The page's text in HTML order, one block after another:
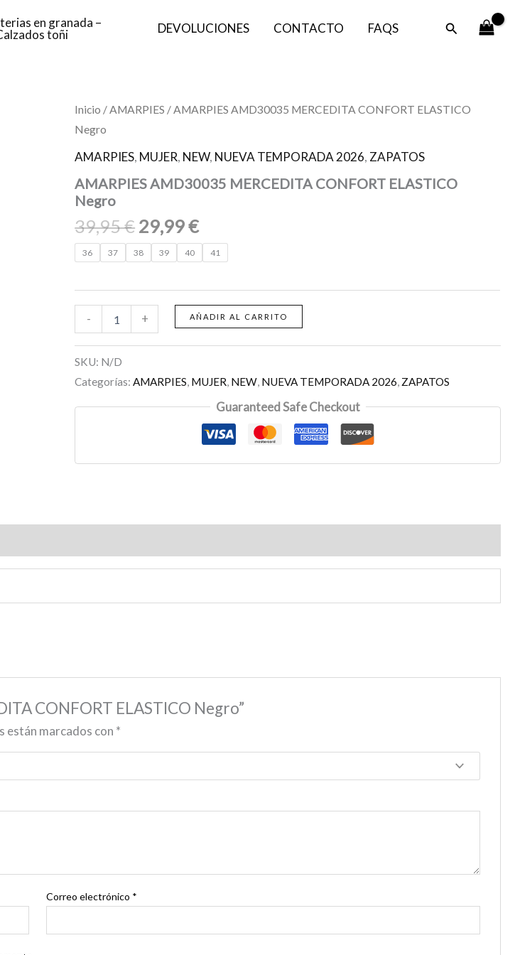
DEVOLUCIONES CONTACTO FAQS Buscar
Inicio /AMARPIES / AMARPIES AMD30035 MERCEDITA CONFORT ELASTICO
Negro
AMARPIES, MUJER, NEW, NUEVA TEMPORADA 2026, ZAPATOS
AMARPIES AMD30035 MERCEDITA CONFORT ELASTICO
Negro
39,95€
El
original
era:
39,95 €.
29,99€
El
actual
es:
29,99 €.
36 37 38 39 40 41
-
AMARPIES
MERCEDITA
ELASTICO
Negro
cantidad
+ AÑADIR AL CARRITO
SKU: N/D
Categorías:AMARPIES, MUJER, NEW, NUEVA TEMPORADA 2026, ZAPATOS
Guaranteed Safe Checkout
CONFORT ELASTICO Negro”
están marcados con *
Correo electrónico *
39,95 €.
29,99 €.